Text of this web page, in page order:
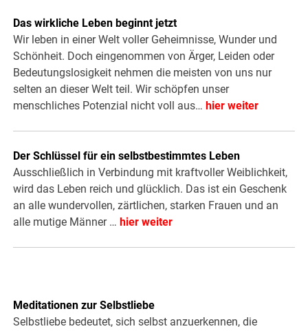
Das wirkliche Leben beginnt jetzt
Wir leben in einer Welt voller Geheimnisse, Wunder und
Schönheit. Doch eingenommen von Ärger, Leiden oder
Bedeutungslosigkeit nehmen die meisten von uns nur
selten an dieser Welt teil. Wir schöpfen unser
menschliches Potenzial nicht voll aus… hier weiter
Der Schlüssel für ein selbstbestimmtes Leben
Ausschließlich in Verbindung mit kraftvoller Weiblichkeit,
wird das Leben reich und glücklich. Das ist ein Geschenk
an alle wundervollen, zärtlichen, starken Frauen und an
alle mutige Männer … hier weiter
Meditationen zur Selbstliebe
Selbstliebe bedeutet, sich selbst anzuerkennen, die